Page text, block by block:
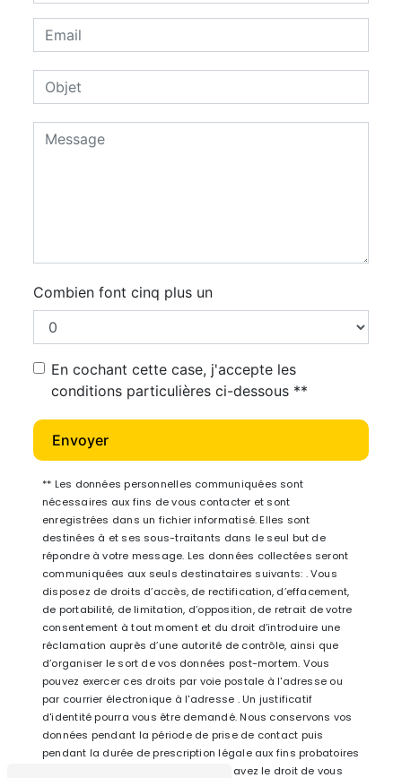
Combien font cinq plus un
En cochant cette case, j'accepte les
conditions particulières ci-dessous **
Envoyer
** Les données personnelles communiquées sont
nécessaires aux fins de vous contacter et sont
enregistrées dans un fichier informatisé. Elles sont
destinées à et ses sous-traitants dans le seul but de
répondre à votre message. Les données collectées seront
communiquées aux seuls destinataires suivants: . Vous
disposez de droits d’accès, de rectification, d’effacement,
de portabilité, de limitation, d’opposition, de retrait de votre
consentement à tout moment et du droit d’introduire une
réclamation auprès d’une autorité de contrôle, ainsi que
d’organiser le sort de vos données post-mortem. Vous
pouvez exercer ces droits par voie postale à l'adresse ou
par courrier électronique à l'adresse . Un justificatif
d'identité pourra vous être demandé. Nous conservons vos
données pendant la période de prise de contact puis
pendant la durée de prescription légale aux fins probatoires
et de gestion des contentieux. Vous avez le droit de vous